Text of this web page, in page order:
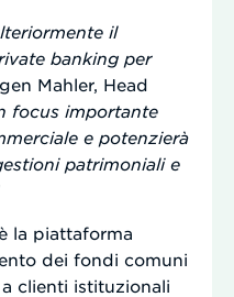
il
banking per
Mahler, Head
focus importante
e potenzierà
patrimoniali e
la piattaforma
dei fondi comuni
clienti istituzionali